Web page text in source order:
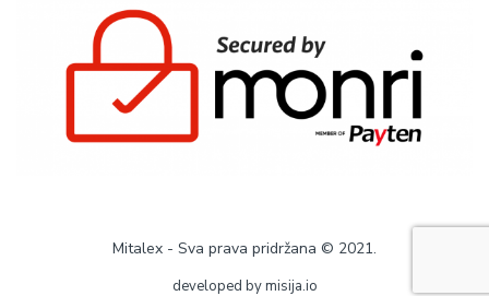
Mitalex - Sva prava pridržana © 2021.
developed bymisija.io